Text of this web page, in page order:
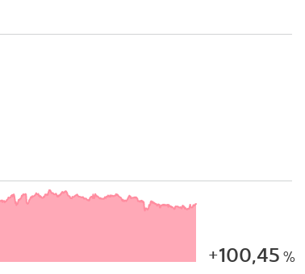
+100,45 %